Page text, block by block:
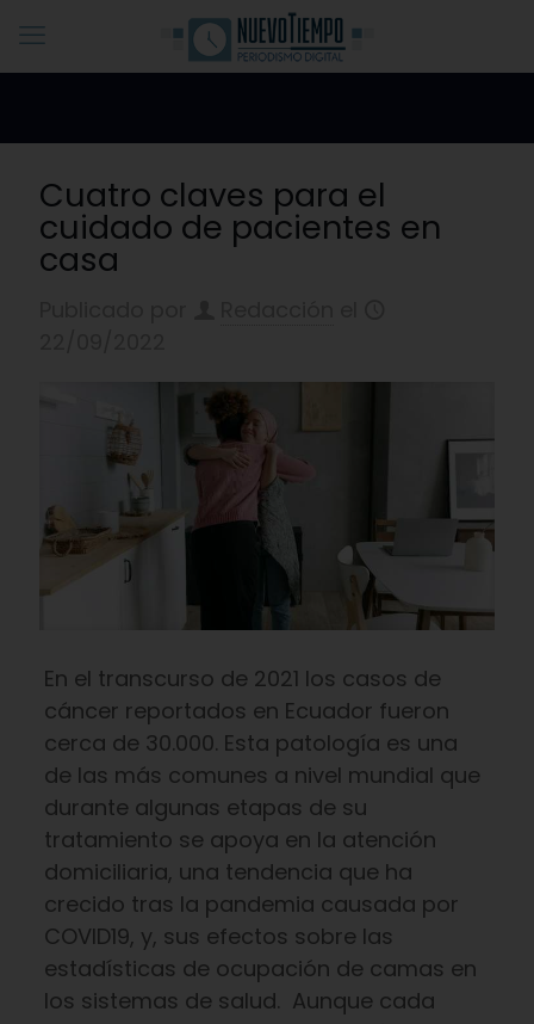
Cuatro claves para el
cuidado de pacientes en
casa
En el transcurso de 2021 los casos de
cáncer reportados en Ecuador fueron
cerca de 30.000. Esta patología es una
de las más comunes a nivel mundial que
durante algunas etapas de su
tratamiento se apoya en la atención
domiciliaria, una tendencia que ha
crecido tras la pandemia causada por
COVID19, y, sus efectos sobre las
estadísticas de ocupación de camas en
los sistemas de salud. Aunque cada